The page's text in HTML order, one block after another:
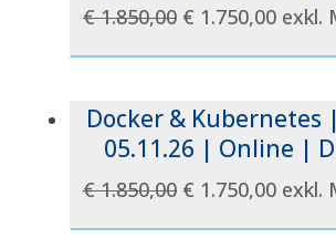
€1.850,00 Ursprünglicher
€ 1.750,00 exkl.
Docker & Kubernetes
05.11.26 | Online |
€1.850,00 Ursprünglicher
€ 1.750,00 exkl.